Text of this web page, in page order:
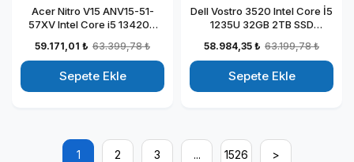
Acer Nitro V15 ANV15-51-
57XV Intel Core i5 13420H
RTX4050-6GB Windows 11
Pro 15.6" 144HZ Fhd
Taşınabilir Bilgisayar
NHQNBEYP01
59.171,01 ₺ 63.399,78 ₺
Sepete Ekle
Dell Vostro 3520 Intel Core İ5
1235U 32GB 2TB SSD
Taşınabilir Bilgisayar
N1235VN3520EMEAWP12
58.984,35 ₺ 63.199,78 ₺
Sepete Ekle
1 2 3 ... 1526 >